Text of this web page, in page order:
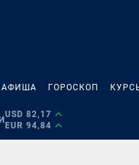
АФИША ГОРОСКОП
USD 82,17
EUR 94,84